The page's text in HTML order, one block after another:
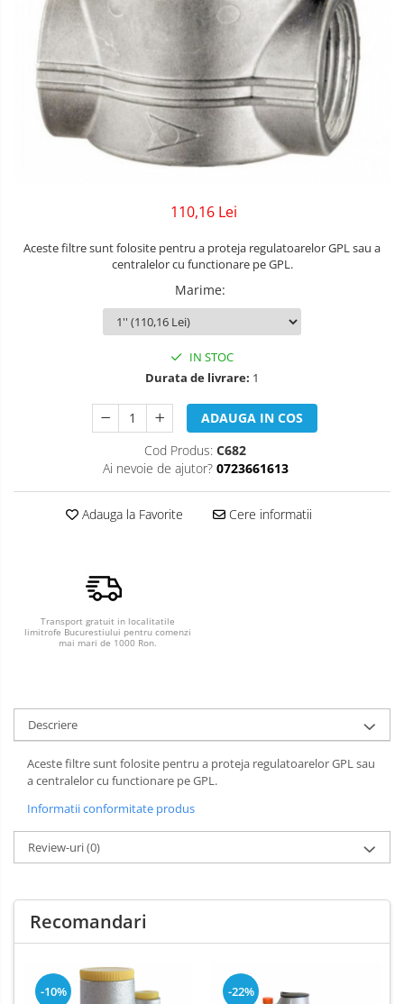
110,16 Lei
Aceste filtre sunt folosite pentru a proteja regulatoarelor GPL sau a
centralelor cu functionare pe GPL.
Marime:
IN STOC
Durata de livrare: 1
ADAUGA IN COS
Cod Produs: C682
Ai nevoie de ajutor? 0723661613
Adauga la Favorite Cere informatii
Transport gratuit in localitatile
limitrofe Bucurestiului pentru comenzi
mai mari de 1000 Ron.
Descriere
Aceste filtre sunt folosite pentru a proteja regulatoarelor GPL sau
a centralelor cu functionare pe GPL.
Informatii conformitate produs
Review-uri(0)
Recomandari
-10% -22%